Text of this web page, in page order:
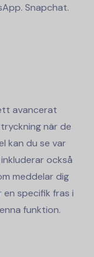
Snapchat.
avancerat
när de
kan du se var
också
meddelar dig
specifik fras i
funktion.